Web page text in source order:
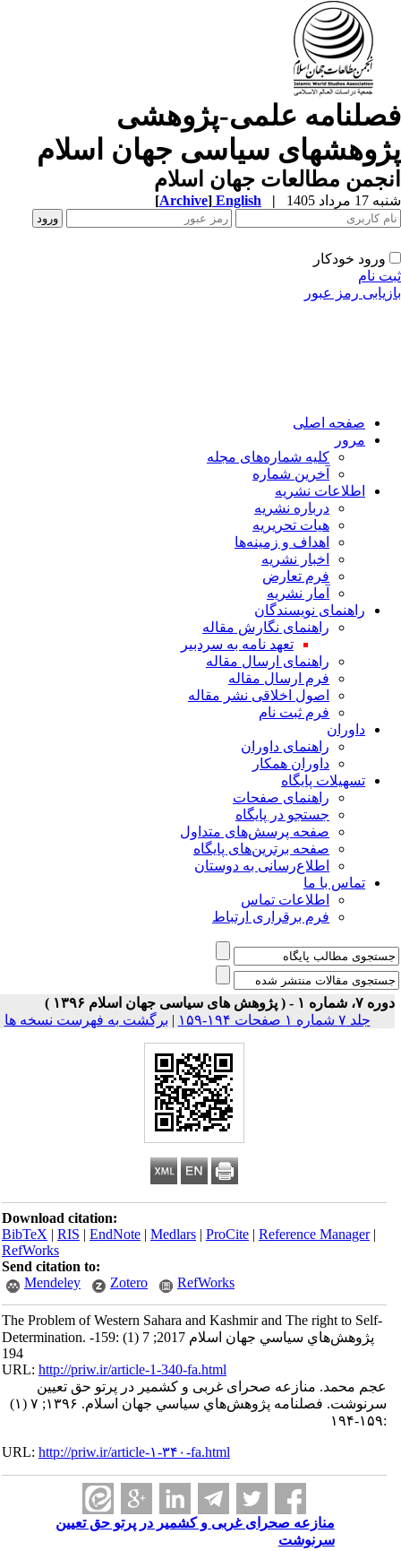
علمی-پژوهشی
سیاسی جهان اسلام
مطالعات جهان اسلام
مرداد 1405 |
English
[Archive]
ورود خودکار
نام
رمز عبور
صفحه اصلی
مرور
کلیه شماره‌های مجله
آخرین شماره
اطلاعات نشریه
درباره نشریه
هیات تحریریه
اهداف و زمینه‌ها
اخبار نشریه
فرم تعارض
آمار نشریه
راهنمای نویسندگان
راهنمای نگارش مقاله
تعهد نامه به سردبیر
راهنمای ارسال مقاله
فرم ارسال مقاله
اصول اخلاقی نشر مقاله
فرم ثبت نام
داوران
راهنمای داوران
داوران همکار
تسهیلات پایگاه
راهنمای صفحات
جستجو در پایگاه
صفحه پرسش‌های متداول
صفحه برترین‌های پایگاه
اطلاع‌رسانی به دوستان
تماس با ما
اطلاعات تماس
فرم برقراری ارتباط
۱ - ( پژوهش های سیاسی جهان اسلام ۱۳۹۶ )
جلد ۷ شماره ۱ صفحات ۱۹۴-۱۵۹
| برگشت به فهرست نسخه ها
Download citation:
BibTeX|RIS|EndNote|Medlars|ProCite|Reference Manager
RefWorks
Send citation to:
Mendeley
Zotero RefWorks
The Problem of Western Sahara and Kashmir and The right to Self-
Determination. پژوهش‌هاي سياسي جهان اسلام 2017; 7 (1) :159-
194
URL:http://priw.ir/article-1-340-fa.html
عجم محمد. منازعه صحرای غربی و کشمیر در پرتو حق تعیین
سرنوشت. فصلنامه پژوهش‌هاي سياسي جهان اسلام. ۱۳۹۶; ۷ (۱)
URL:http://priw.ir/article-۱-۳۴۰-fa.html
منازعه صحرای غربی و کشمیر در پرتو حق تعیین
سرنوشت